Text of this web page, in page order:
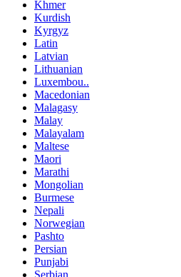
Khmer
Kurdish
Kyrgyz
Latin
Latvian
Lithuanian
Luxembou..
Macedonian
Malagasy
Malay
Malayalam
Maltese
Maori
Marathi
Mongolian
Burmese
Nepali
Norwegian
Pashto
Persian
Punjabi